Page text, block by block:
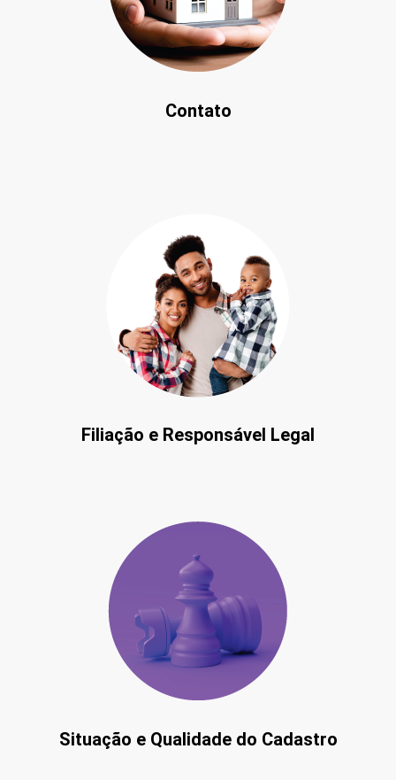
Contato
Filiação e Responsável Legal
Situação e Qualidade do Cadastro